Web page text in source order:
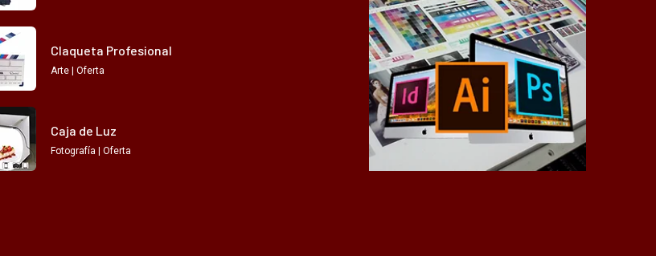
Claqueta Profesional
Arte | Oferta
Caja de Luz
Fotografía | Oferta